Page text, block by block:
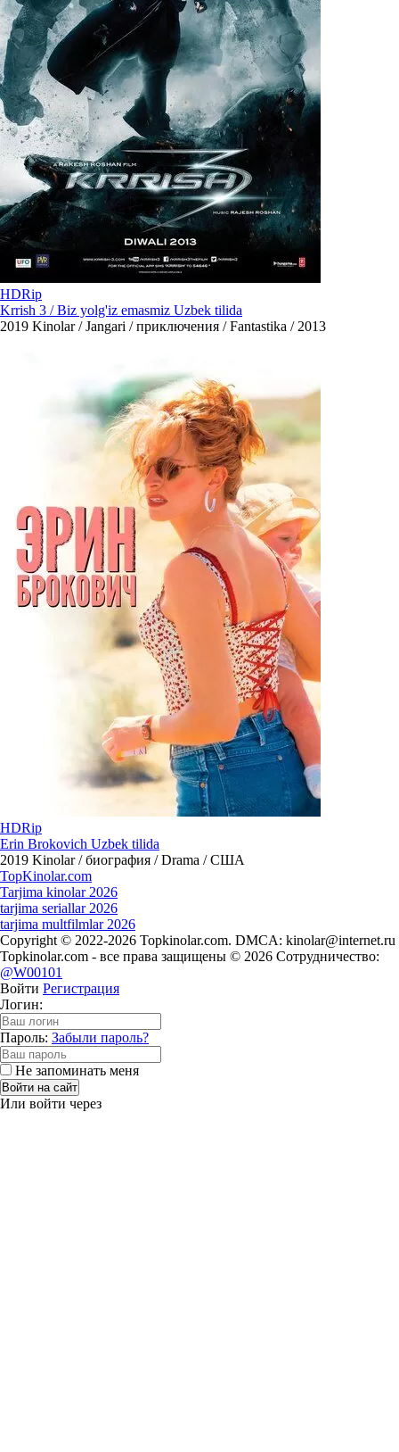
HDRip
Krrish 3 / Biz yolg'iz emasmiz Uzbek tilida
2019 Kinolar / Jangari / приключения / Fantastika / 2013
HDRip
Erin Brokovich Uzbek tilida
2019 Kinolar / биография / Drama / США
TopKinolar.com
Tarjima kinolar 2026
tarjima seriallar 2026
tarjima multfilmlar 2026
Copyright © 2022-2026 Topkinolar.com. DMCA: kinolar@internet.ru
Topkinolar.com - все права защищены © 2026 Сотрудничество:
@W00101
Войти Регистрация
Логин:
Пароль: Забыли пароль?
Не запоминать меня
Войти на сайт
Или войти через